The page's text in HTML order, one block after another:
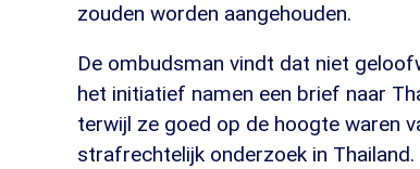
zouden worden aangehouden.
De ombudsman vindt dat niet
het initiatief namen een brief naar
terwijl ze goed op de hoogte waren
strafrechtelijk onderzoek in Thailand.